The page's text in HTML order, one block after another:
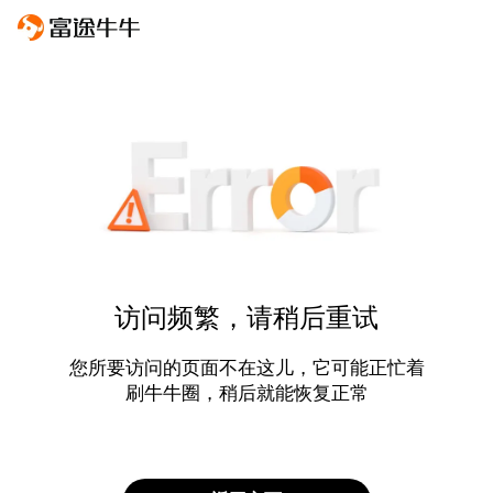
访问频繁，请稍后重试
您所要访问的页面不在这儿，它可能正忙着
刷牛牛圈，稍后就能恢复正常